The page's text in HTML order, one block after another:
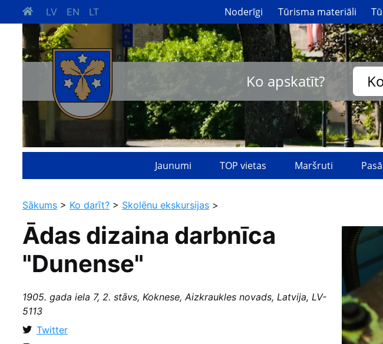
LV EN LT Noderīgi Tūrisma materiāli
Ko apskatīt?
Jaunumi TOP vietas Maršruti
Sākums > Ko darīt? > Skolēnu ekskursijas >
Ādas dizaina darbnīca
"Dunense"
1905. gada iela 7, 2. stāvs, Koknese, Aizkraukles novads, Latvija, LV-
5113
Twitter